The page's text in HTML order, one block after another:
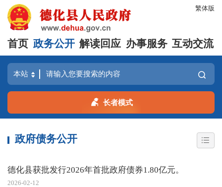
繁体版
首页 政务公开 解读回应 办事服务 互动交流
长者模式
政府债务公开
德化县获批发行2026年首批政府债券1.80亿元。
2026-02-12